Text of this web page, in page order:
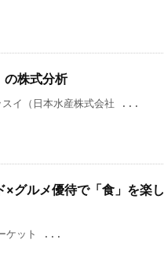
株式分析
スイ（日本水産株式会社 ...
グルメ優待で「食」を楽し
ーケット ...